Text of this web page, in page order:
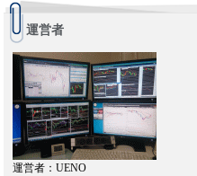
運営者
運営者：UENO